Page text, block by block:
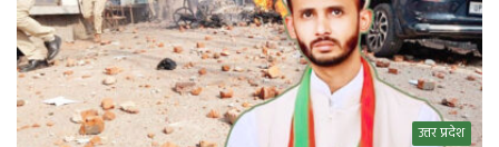
उत्तर प्रदेश